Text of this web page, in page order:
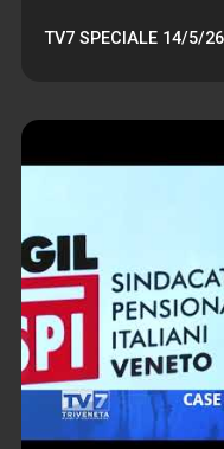
TV7 SPECIALE 14/5/